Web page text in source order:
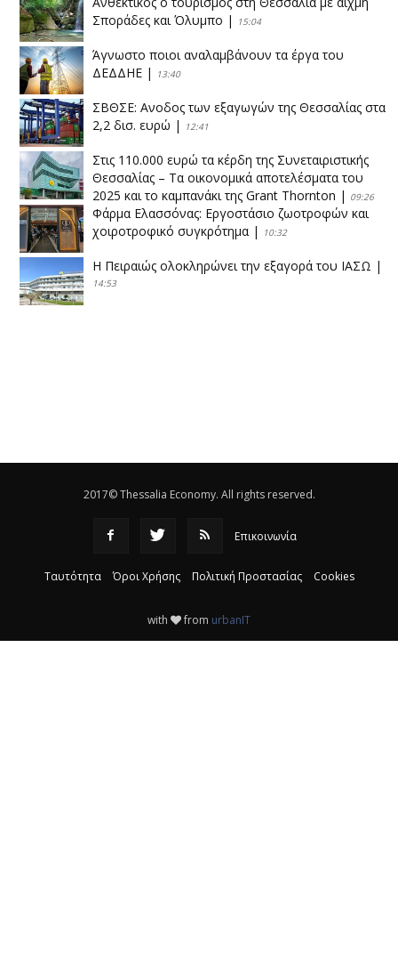
Σποράδες και Όλυμπο | 15:04
Άγνωστο ποιοι αναλαμβάνουν τα έργα του
ΔΕΔΔΗΕ | 13:40
ΣΒΘΣΕ: Aνοδος των εξαγωγών της Θεσσαλίας στα
2,2 δισ. ευρώ | 12:41
Στις 110.000 ευρώ τα κέρδη της Συνεταιριστικής
Θεσσαλίας – Τα οικονομικά αποτελέσματα του
2025 και το καμπανάκι της Grant Thornton | 09:26
Φάρμα Ελασσόνας: Εργοστάσιο ζωοτροφών και
χοιροτροφικό συγκρότημα | 10:32
Η Πειραιώς ολοκληρώνει την εξαγορά του ΙΑΣΩ |
14:53
2017© Thessalia Economy. All rights reserved.
Επικοινωνία
Ταυτότητα Όροι Χρήσης Πολιτική Προστασίας Cookies
with from urbanIT